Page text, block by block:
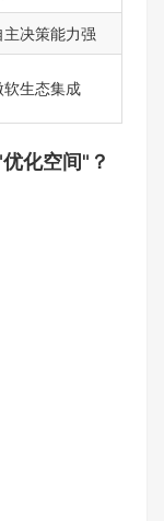
主决策能力强
软生态集成
化空间"？